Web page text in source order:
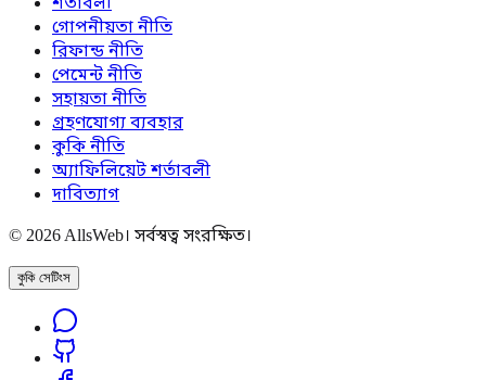
গোপনীয়তা নীতি
রিফান্ড নীতি
পেমেন্ট নীতি
সহায়তা নীতি
গ্রহণযোগ্য ব্যবহার
কুকি নীতি
অ্যাফিলিয়েট শর্তাবলী
দাবিত্যাগ
© 2026 AllsWeb। সর্বস্বত্ব সংরক্ষিত।
কুকি সেটিংস